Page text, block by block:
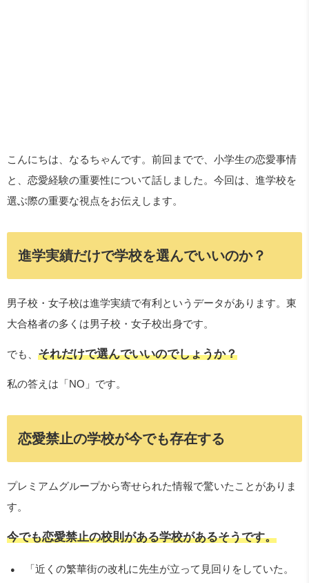
こんにちは、なるちゃんです。前回までで、小学生の恋愛事情
と、恋愛経験の重要性について話しました。今回は、進学校を
選ぶ際の重要な視点をお伝えします。
進学実績だけで学校を選んでいいのか？
男子校・女子校は進学実績で有利というデータがあります。東
大合格者の多くは男子校・女子校出身です。
でも、 それだけで選んでいいのでしょうか？
私の答えは「NO」です。
恋愛禁止の学校が今でも存在する
プレミアムグループから寄せられた情報で驚いたことがありま
す。
今でも恋愛禁止の校則がある学校があるそうです。
「近くの繁華街の改札に先生が立って見回りをしていた。